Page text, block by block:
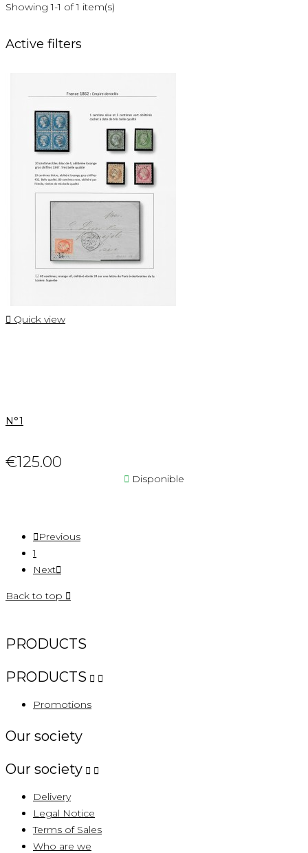
Showing 1-1 of 1 item(s)
Active filters
 Quick view
N°1
€125.00
 Disponible
Previous
1
Next
Back to top 
PRODUCTS
PRODUCTS  
Promotions
Our society
Our society  
Delivery
Legal Notice
Terms of Sales
Who are we